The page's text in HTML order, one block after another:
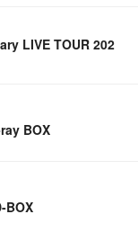
LIVE TOUR 202
BOX
BOX